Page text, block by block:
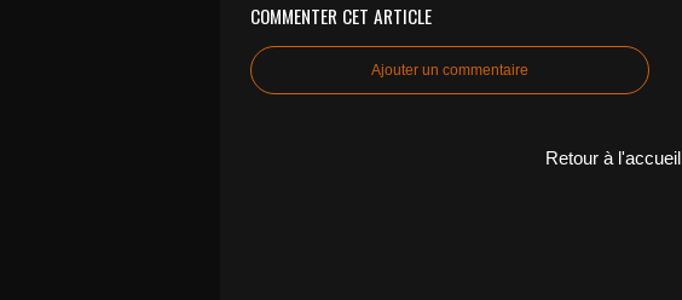
COMMENTER CET ARTICLE
Ajouter un commentaire
Retour à l'accueil